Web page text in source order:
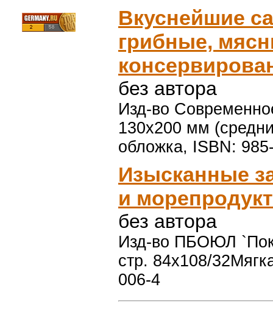
Вкуснейшие
грибные,
без автора
Изд-во
130х200 мм
обложка, ISBN:
Изысканные
и
без автора
Изд-во ПБОЮЛ
стр. 84x108/
006-4